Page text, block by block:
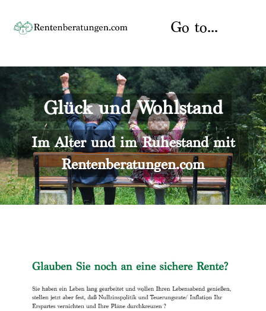
content
Go to...
Startseite
Rente
Rentenberater
Rentenversicherung
Versicherungsberatung
Über uns
Kontakt
Glück und Wohlstand
Im Alter und im Ruhestand mit
Rentenberatungen.com